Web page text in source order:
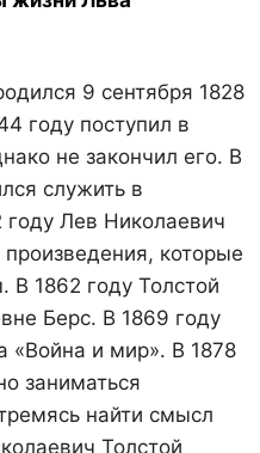
9 сентября 1828
году поступил в
не закончил его. В
служить в
Лев Николаевич
которые
В 1862 году Толстой
Берс. В 1869 году
и мир». В 1878
заниматься
найти смысл
Толстой